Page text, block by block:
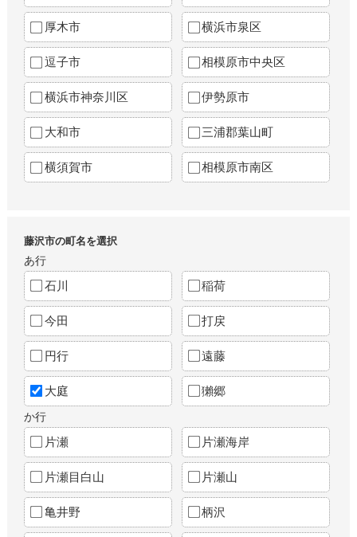
厚木市 横浜市泉区
逗子市 相模原市中央区
横浜市神奈川区 伊勢原市
大和市 三浦郡葉山町
横須賀市 相模原市南区
藤沢市の町名を選択
あ行
石川 稲荷
今田 打戻
円行 遠藤
大庭 獺郷
か行
片瀬 片瀬海岸
片瀬目白山 片瀬山
亀井野 柄沢